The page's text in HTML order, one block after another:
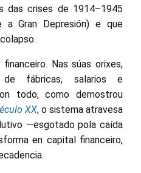
das crises de 1914–1945
a Gran Depresión) e que
Nas súas orixes,
de fábricas, salarios e
todo, como demostrou
XX, o sistema atravesa
—esgotado pola caída
en capital financeiro,